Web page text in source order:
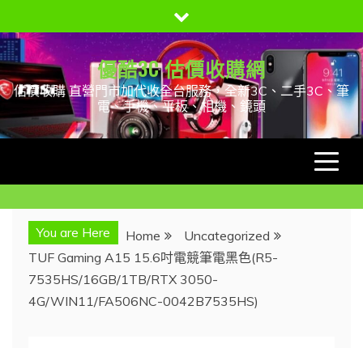
to
content
優酷3C 估價收購網
估價收購 直營門市加代收全台服務，全新3C、二手3C、筆
電、手機、平板、相機、鏡頭
You are Here Home
Uncategorized
TUF Gaming A15 15.6吋電競筆電黑色(R5-
7535HS/16GB/1TB/RTX 3050-
4G/WIN11/FA506NC-0042B7535HS)